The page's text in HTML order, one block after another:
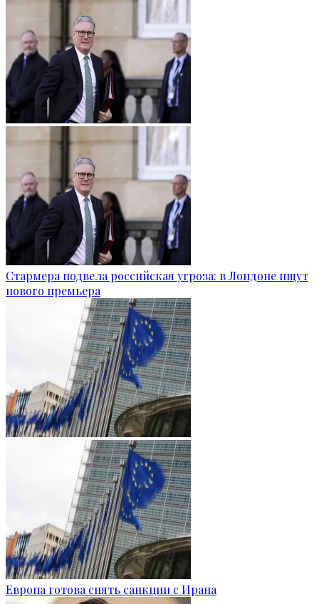
Стармера подвела российская угроза: в Лондоне ищут
нового премьера
Европа готова снять санкции с Ирана